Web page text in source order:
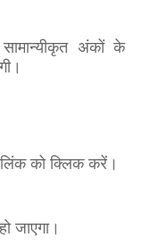
सामान्यीकृत अंकों के
को क्लिक करें।
जाएगा।